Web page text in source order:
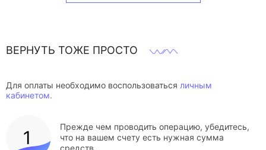
ВЕРНУТЬ ТОЖЕ ПРОСТО
Для оплаты необходимо воспользоваться личным
кабинетом.
Прежде чем проводить операцию, убедитесь,
что на вашем счету есть нужная сумма
средств.